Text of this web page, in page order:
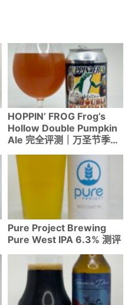
HOPPIN’ FROG Frog’s
Hollow Double Pumpkin
Ale 完全评测｜万圣节季节
限定南瓜艾尔
Pure Project Brewing
Pure West IPA 6.3% 测评